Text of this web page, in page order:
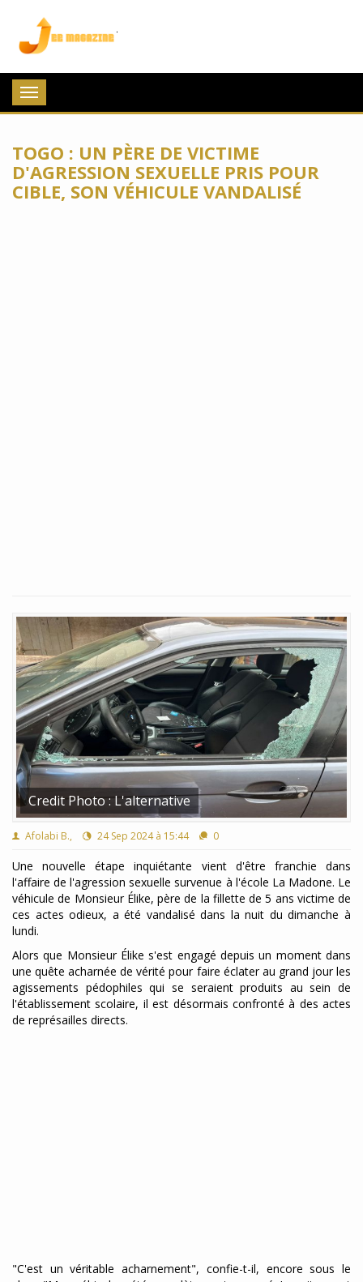
Toggle
navigation
TOGO : UN PÈRE DE VICTIME
D'AGRESSION SEXUELLE PRIS POUR
CIBLE, SON VÉHICULE VANDALISÉ
Credit Photo : L'alternative
Afolabi B., 24 Sep 2024 à 15:44 0
Une nouvelle étape inquiétante vient d'être franchie dans
l'affaire de l'agression sexuelle survenue à l'école La Madone. Le
véhicule de Monsieur Élike, père de la fillette de 5 ans victime de
ces actes odieux, a été vandalisé dans la nuit du dimanche à
lundi.
Alors que Monsieur Élike s'est engagé depuis un moment dans
une quête acharnée de vérité pour faire éclater au grand jour les
agissements pédophiles qui se seraient produits au sein de
l'établissement scolaire, il est désormais confronté à des actes
de représailles directs.
"C'est un véritable acharnement", confie-t-il, encore sous le